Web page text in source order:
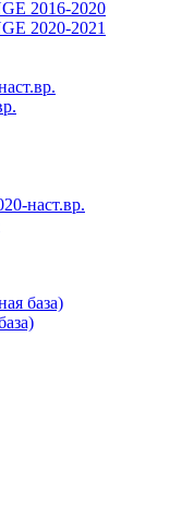
2016-2020
2020-2021
наст.вр.
база)